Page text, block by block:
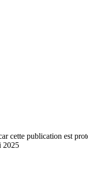
cette publication est
2025